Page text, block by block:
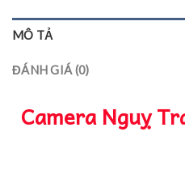
MÔ TẢ
ĐÁNH GIÁ (0)
Camera Nguỵ